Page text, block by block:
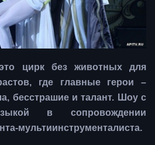
цирк без животных для
где главные герои –
бесстрашие и талант. Шоу с
в сопровождении
мультиинструменталиста.